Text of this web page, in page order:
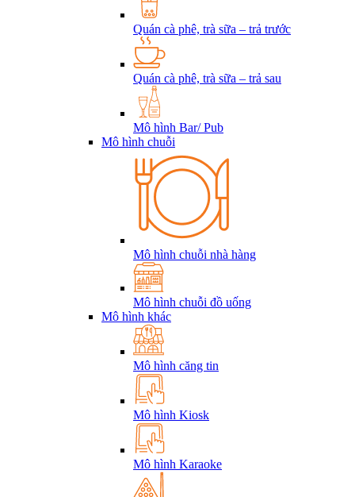
Quán cà phê, trà sữa – trả trước
Quán cà phê, trà sữa – trả sau
Mô hình Bar/ Pub
Mô hình chuỗi
Mô hình chuỗi nhà hàng
Mô hình chuỗi đồ uống
Mô hình khác
Mô hình căng tin
Mô hình Kiosk
Mô hình Karaoke